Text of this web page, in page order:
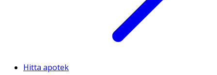
Hitta apotek